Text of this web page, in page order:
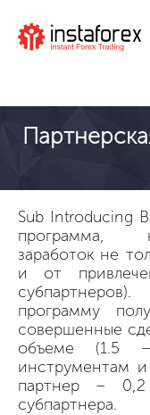
Sub Introducing
программа,
заработок не
и от
программу
совершенные
объеме (1.5
инструментам
партнер – 0,2
субпартнера.